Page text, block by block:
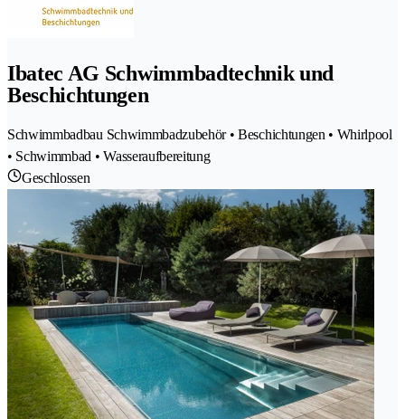
Ibatec AG Schwimmbadtechnik und
Beschichtungen
Schwimmbadbau Schwimmbadzubehör • Beschichtungen • Whirlpool
• Schwimmbad • Wasseraufbereitung
Geschlossen